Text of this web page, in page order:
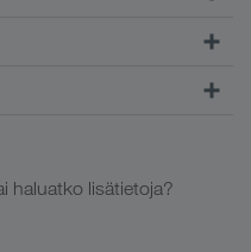
haluatko lisätietoja?